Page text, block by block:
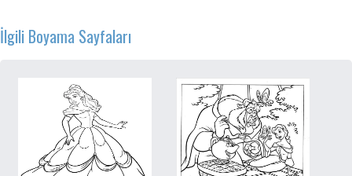
İlgili Boyama Sayfaları